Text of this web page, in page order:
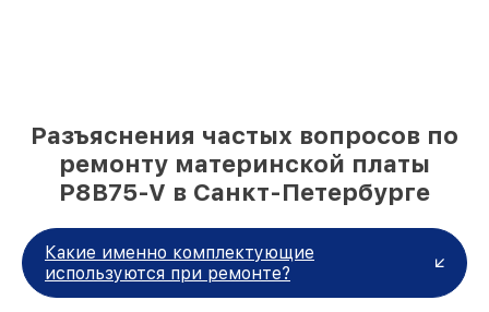
Разъяснения частых вопросов по
ремонту материнской платы
P8B75-V в Санкт-Петербурге
Какие именно комплектующие
используются при ремонте?